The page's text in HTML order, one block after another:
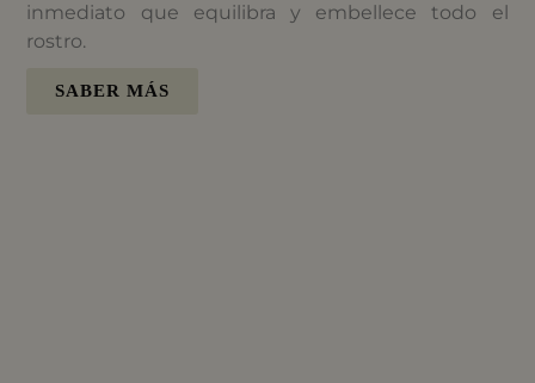
inmediato que equilibra y embellece todo el
rostro.
SABER MÁS